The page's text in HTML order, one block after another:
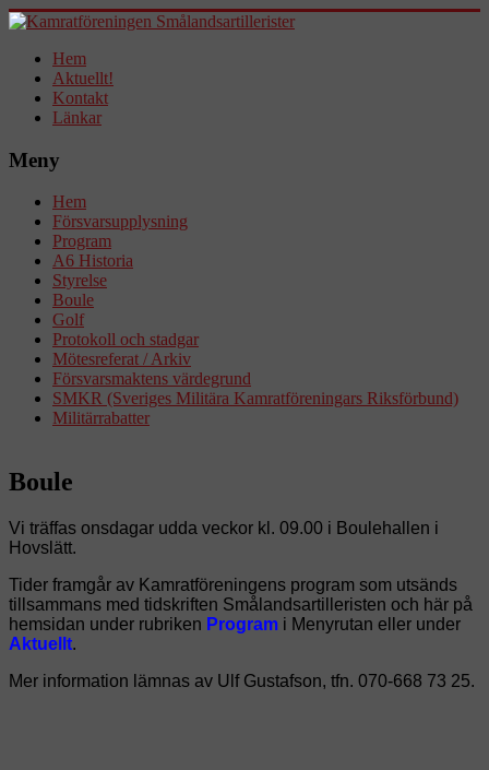
Hem
Aktuellt!
Kontakt
Länkar
Meny
Hem
Försvarsupplysning
Program
A6 Historia
Styrelse
Boule
Golf
Protokoll och stadgar
Mötesreferat / Arkiv
Försvarsmaktens värdegrund
SMKR (Sveriges Militära Kamratföreningars Riksförbund)
Militärrabatter
Boule
Vi träffas onsdagar udda veckor kl. 09.00 i Boulehallen i
Hovslätt.
Tider framgår av Kamratföreningens program som utsänds
tillsammans med tidskriften Smålandsartilleristen och här på
hemsidan under rubriken Program i Menyrutan eller under
Aktuellt.
Mer information lämnas av Ulf Gustafson, tfn. 070-668 73 25.